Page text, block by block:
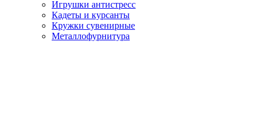
Игрушки антистресс
Кадеты и курсанты
Кружки сувенирные
Металлофурнитура